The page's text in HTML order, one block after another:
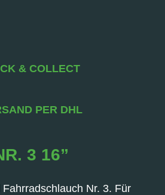
& COLLECT
PER DHL
3 16”
Nr. 3. Für